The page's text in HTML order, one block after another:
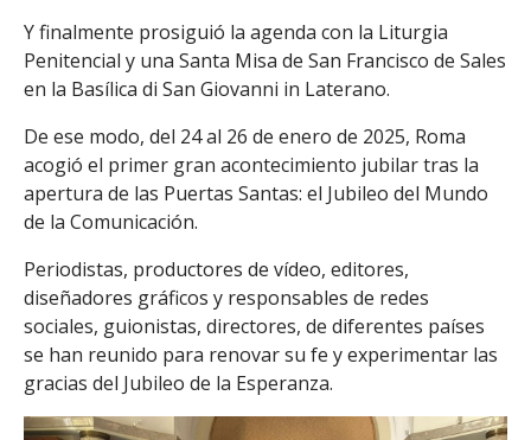
Y finalmente prosiguió la agenda con la Liturgia
Penitencial y una Santa Misa de San Francisco de Sales
en la Basílica di San Giovanni in Laterano.
De ese modo, del 24 al 26 de enero de 2025, Roma
acogió el primer gran acontecimiento jubilar tras la
apertura de las Puertas Santas: el Jubileo del Mundo
de la Comunicación.
Periodistas, productores de vídeo, editores,
diseñadores gráficos y responsables de redes
sociales, guionistas, directores, de diferentes países
se han reunido para renovar su fe y experimentar las
gracias del Jubileo de la Esperanza.